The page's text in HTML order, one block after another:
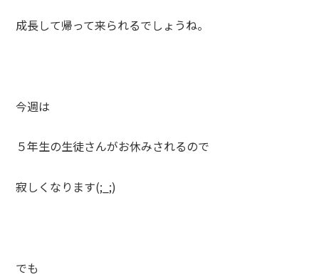
成長して帰って来られるでしょうね。
今週は
５年生の生徒さんがお休みされるので
寂しくなります(;_;)
でも